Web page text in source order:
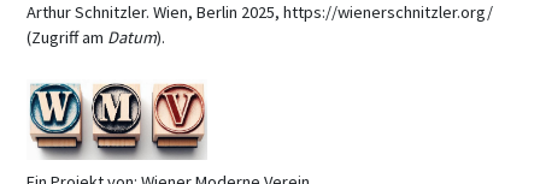
Arthur Schnitzler. Wien, Berlin 2025, https://wienerschnitzler.org/
(Zugriff am Datum).